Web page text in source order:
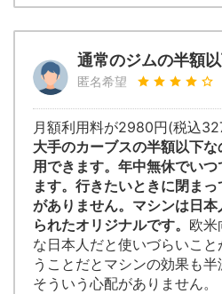
通常のジムの半額
匿名希望
月額利用料が2980円(税込
大手のカーブスの半額以下
用できます。年中無休でい
ます。行きたいときに閉ま
がありません。マシンは日
られたオリジナルです。 欧米
な日本人だと使いづらいこ
うことだとマシンの効果も半
そういう心配がありません。